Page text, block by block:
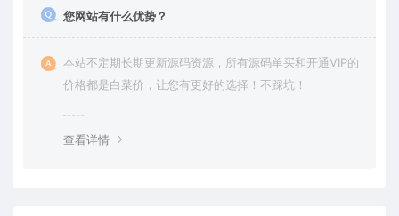
您网站有什么优势？
本站不定期长期更新源码资源，所有源码单买和开通VIP的
价格都是白菜价，让您有更好的选择！不踩坑！
查看详情